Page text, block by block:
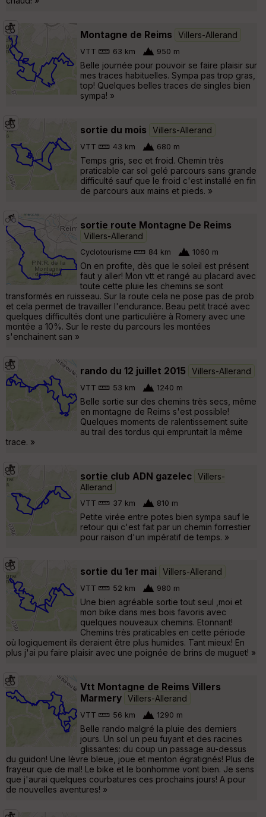
Montagne de Reims Villers-Allerand
VTT 63 km 950 m
Belle journée pour pouvoir se faire plaisir sur
mes traces habituelles. Sympa pas trop gras,
top! Quelques belles traces de singles bien
sympa! »
sortie du mois Villers-Allerand
VTT 43 km 680 m
Temps gris, sec et froid. Chemin très
praticable car sol gelé parcours sans grande
difficulté sauf que le froid c'est installé en fin
de parcours aux mains et pieds. »
sortie route Montagne De Reims
Villers-Allerand
Cyclotourisme 84 km 1060 m
On en profite, dès que le soleil est présent
faut y aller! Mon vtt et rangé au placard avec
toute cette pluie les chemins se sont
transformés en ruisseau. Sur la route cela ne pose pas de prob
et cela permet de travailler l'endurance. Beau petit tracé avec
quelques difficultés dont une particulière à Romery avec une
montée a 10%. Sur le reste du parcours les montées
s'enchainent san »
rando du 12 juillet 2015 Villers-Allerand
VTT 53 km 1240 m
Belle sortie sur des chemins très secs, même
en montagne de Reims s'est possible!
Quelques moments de ralentissement suite
au trail des tordus qui empruntait la même
trace. »
sortie club ADN gazelec Villers-
Allerand
VTT 37 km 810 m
Petite virée entre potes bien sympa sauf le
retour qui c'est fait par un chemin forrestier
pour raison d'un impératif de temps. »
sortie du 1er mai Villers-Allerand
VTT 52 km 980 m
Une bien agréable sortie tout seul ,moi et
mon bike dans mes bois favoris avec
quelques nouveaux chemins. Etonnant!
Chemins très praticables en cette période
où logiquement ils deraient être plus humides. Tant mieux! En
plus j'ai pu faire plaisir avec une poignée de brins de muguet! »
Vtt Montagne de Reims Villers
Marmery Villers-Allerand
VTT 56 km 1290 m
Belle rando malgré la pluie des derniers
jours. Un sol un peu fuyant et des racines
glissantes: du coup un passage au-dessus
du guidon! Une lèvre bleue, joue et menton égratignés! Plus de
frayeur que de mal! Le bike et le bonhomme vont bien. Je sens
que j'aurai quelques courbatures ces prochains jours! A pour
de nouvelles aventures! »